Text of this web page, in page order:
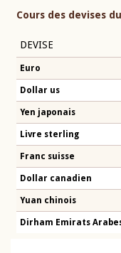
Cours des devises
DEVISE
Euro
Dollar us
Yen japonais
Livre sterling
Franc suisse
Dollar canadien
Yuan chinois
Dirham Emirats